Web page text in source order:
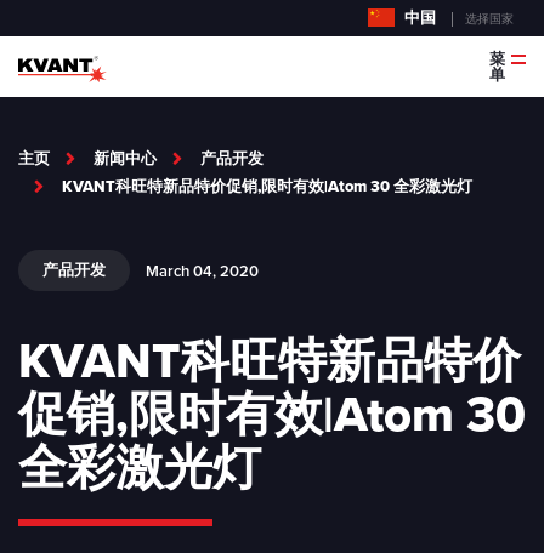
中国 选择国家
菜
单
主页 新闻中心
产品开发
KVANT科旺特新品特价促销,限时有效|Atom 30 全彩激光灯
产品开发 March 04, 2020
KVANT科旺特新品特价
促销,限时有效|Atom 30
全彩激光灯